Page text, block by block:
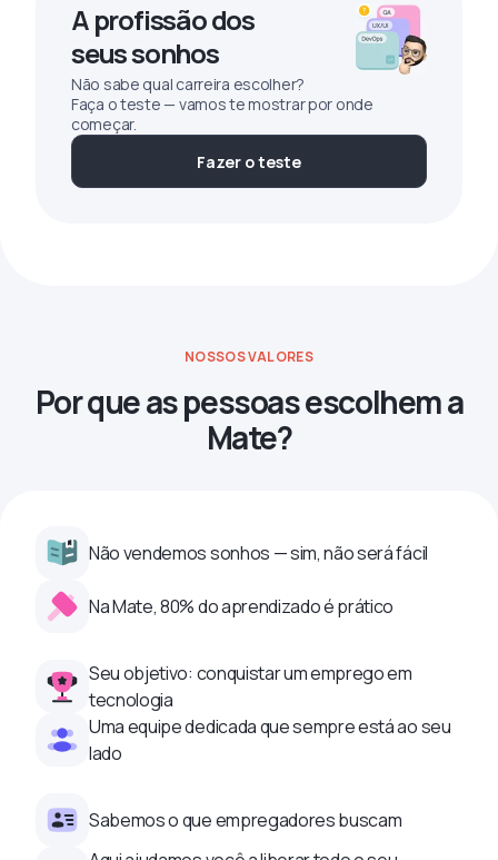
A profissão dos
seus sonhos
Não sabe qual carreira escolher?
Faça o teste — vamos te mostrar por onde
começar.
Fazer o teste
NOSSOS VALORES
Por que as pessoas escolhem a
Mate?
Não vendemos sonhos — sim, não será fácil
Na Mate, 80% do aprendizado é prático
Seu objetivo: conquistar um emprego em
tecnologia
Uma equipe dedicada que sempre está ao seu
lado
Sabemos o que empregadores buscam